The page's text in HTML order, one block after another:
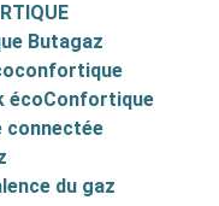
Butagaz
écoConfortique
connectée
du gaz